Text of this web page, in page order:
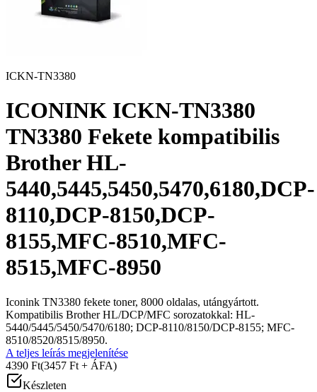
ICKN-TN3380
ICONINK ICKN-TN3380
TN3380 Fekete kompatibilis
Brother HL-
5440,5445,5450,5470,6180,DCP-
8110,DCP-8150,DCP-
8155,MFC-8510,MFC-
8515,MFC-8950
Iconink TN3380 fekete toner, 8000 oldalas, utángyártott.
Kompatibilis Brother HL/DCP/MFC sorozatokkal: HL-
5440/5445/5450/5470/6180; DCP-8110/8150/DCP-8155; MFC-
8510/8520/8515/8950.
A teljes leírás megjelenítése
4390 Ft(3457 Ft + ÁFA)
Készleten